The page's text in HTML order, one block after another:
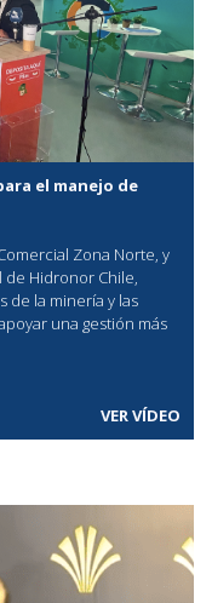
el manejo de
Zona Norte, y
de Hidronor Chile,
de la minería y las
una gestión más
VER VÍDEO